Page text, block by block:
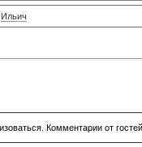
Ильич
Комментарии от